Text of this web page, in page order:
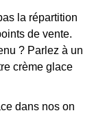
la répartition
de vente.
? Parlez à un
crème glace
dans nos on